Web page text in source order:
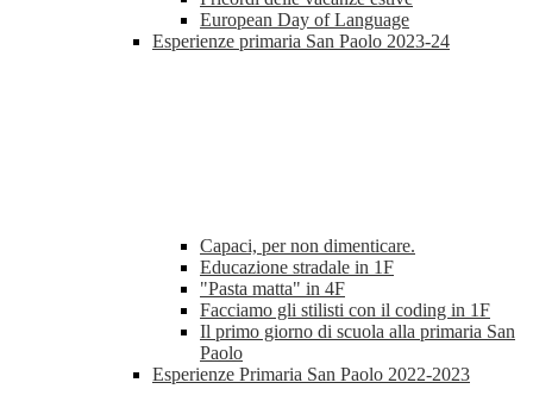
European Day of Language
Esperienze primaria San Paolo 2023-24
Capaci, per non dimenticare.
Educazione stradale in 1F
"Pasta matta" in 4F
Facciamo gli stilisti con il coding in 1F
Il primo giorno di scuola alla primaria San
Paolo
Esperienze Primaria San Paolo 2022-2023